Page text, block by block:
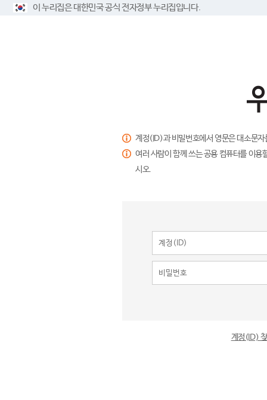
이 누리집은 대한민국 공식 전자정부 누리집입니다.
계정(ID)과 비밀번호에서 영문은 대소문
여러 사람이 함께 쓰는 공용 컴퓨터를 이
시오.
계정(ID)